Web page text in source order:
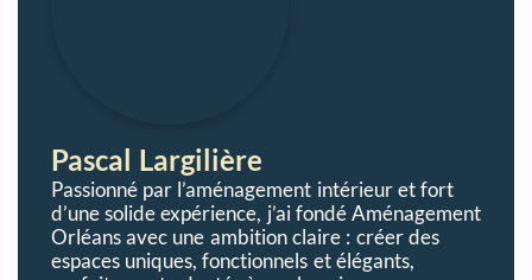
Pascal Largilière
Passionné par l’aménagement intérieur et fort
d’une solide expérience, j’ai fondé Aménagement
Orléans avec une ambition claire : créer des
espaces uniques, fonctionnels et élégants,